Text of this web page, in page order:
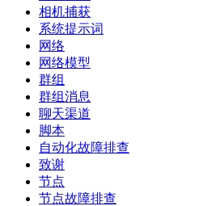
相机捕获
系统提示词
网络
网络模型
群组
群组消息
聊天渠道
脚本
自动化故障排查
致谢
节点
节点故障排查